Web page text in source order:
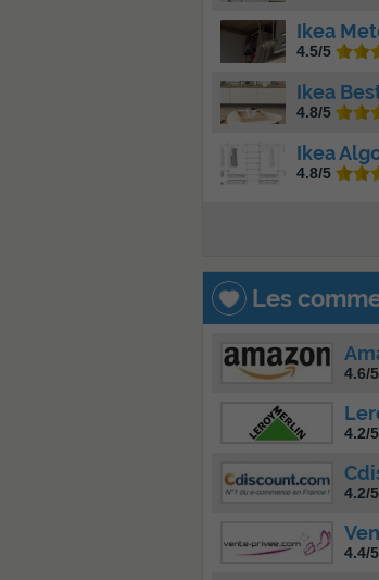
Ikea
4.5/5
Ikea
4.8/5
Ikea
4.8/5
Les
4.6/5
4.2/5
4.2/5
4.4/5